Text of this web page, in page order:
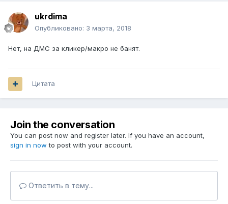
ukrdima
Опубликовано: 3 марта, 2018
Нет, на ДМС за кликер/макро не банят.
Цитата
Join the conversation
You can post now and register later. If you have an account,
sign in now to post with your account.
Ответить в тему...